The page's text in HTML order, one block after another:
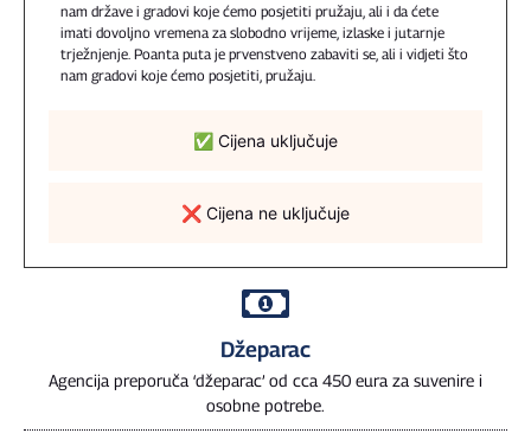
✅ Cijena uključuje
❌ Cijena ne uključuje
nam države i gradovi koje ćemo posjetiti pružaju, ali i da ćete
imati dovoljno vremena za slobodno vrijeme, izlaske i jutarnje
trježnjenje. Poanta puta je prvenstveno zabaviti se, ali i vidjeti što
nam gradovi koje ćemo posjetiti, pružaju.
Džeparac
Agencija preporuča ‘džeparac’ od cca 450 eura za suvenire i
osobne potrebe.